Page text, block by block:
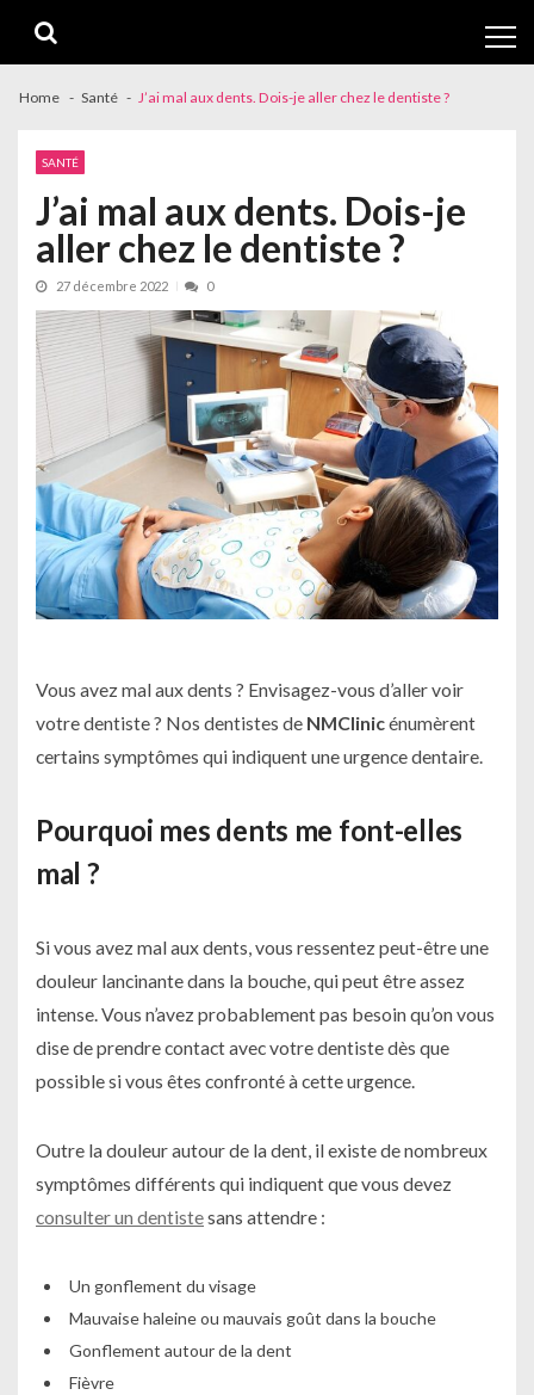
navigation
content
Home Santé J’ai mal aux dents. Dois-je aller chez le dentiste ?
SANTÉ
J’ai mal aux dents. Dois-je
aller chez le dentiste ?
27 décembre 2022 0
Vous avez mal aux dents ? Envisagez-vous d’aller voir
votre dentiste ? Nos dentistes de NMClinicénumèrent
certains symptômes qui indiquent une urgence dentaire.
Pourquoi mes dents me font-elles
mal ?
Si vous avez mal aux dents, vous ressentez peut-être une
douleur lancinante dans la bouche, qui peut être assez
intense. Vous n’avez probablement pas besoin qu’on vous
dise de prendre contact avec votre dentiste dès que
possible si vous êtes confronté à cette urgence.
Outre la douleur autour de la dent, il existe de nombreux
symptômes différents qui indiquent que vous devez
consulter un dentistesans attendre :
Un gonflement du visage
Mauvaise haleine ou mauvais goût dans la bouche
Gonflement autour de la dent
Fièvre